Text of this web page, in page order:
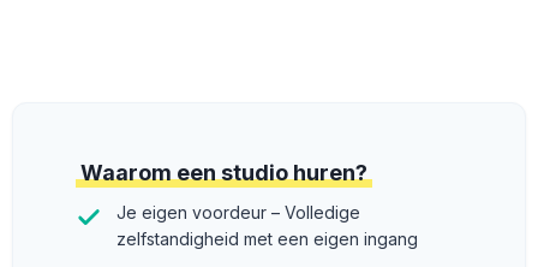
Waarom een studio huren?
Je eigen voordeur – Volledige
zelfstandigheid met een eigen ingang